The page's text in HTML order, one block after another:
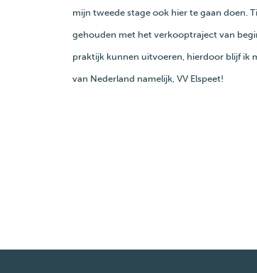
mijn tweede stage ook hier te gaan doen.
gehouden met het verkooptraject van
praktijk kunnen uitvoeren, hierdoor blijf ik
van Nederland namelijk, VV Elspeet!